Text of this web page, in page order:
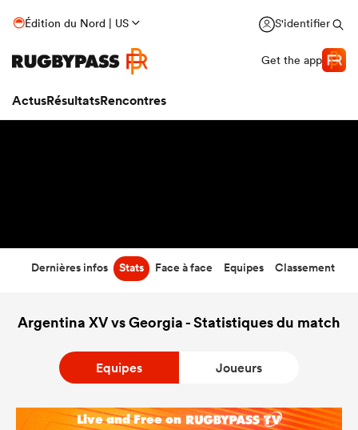
Édition du Nord | US S'identifier
Get the app
ActusRésultatsRencontres
Dernières infos Stats Face à face Equipes Classement
Argentina XV vs Georgia - Statistiques du match
Equipes Joueurs